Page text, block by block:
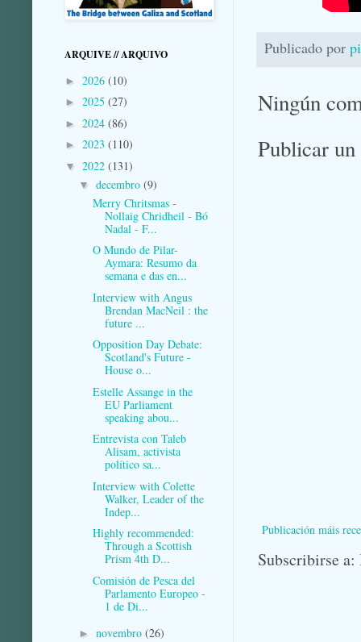
Publicado por
Ningún
Publicar
Publicación máis
Subscribirse a:
ARQUIVE // ARQUIVO
► 2026 (10)
► 2025 (27)
► 2024 (86)
► 2023 (110)
▼ 2022 (131)
▼ decembro (9)
Merry Chritsmas -
Nollaig Chridheil - Bó
Nadal - F...
O Mundo de Pilar-
Aymara: Resumo da
semana e das en...
Interview with Angus
Brendan MacNeil : the
future ...
Opposition Day Debate:
Scotland's Future -
House o...
Estelle Assange in the
EU Parliament
speaking abou...
Entrevista con Taleb
Alisam, activista
político sa...
Interview with Colette
Walker, Leader of the
Indep...
Highly recommended:
Through a Scottish
Prism 4th D...
Comisión de Pesca del
Parlamento Europeo -
1 de Di...
► novembro (26)